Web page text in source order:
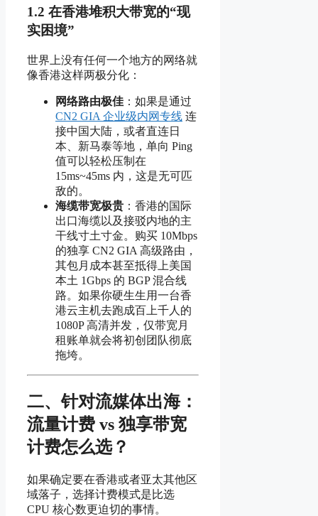
1.2 在香港堆积大带宽的“现
实困境”
世界上没有任何一个地方的网络就
像香港这样两极分化：
网络路由极佳 ：如果是通过
CN2 GIA 企业级内网专线 连
接中国大陆，或者直连日
本、新马泰等地，单向 Ping
值可以轻松压制在
15ms~45ms 内，这是无可匹
敌的。
海缆带宽极贵 ：香港的国际
出口海缆以及接驳内地的主
干线寸土寸金。购买 10Mbps
的独享 CN2 GIA 高级路由，
其包月成本甚至抵得上美国
本土 1Gbps 的 BGP 混合线
路。如果你硬生生用一台香
港云主机去跑成百上千人的
1080P 高清并发，仅带宽月
租账单就会将初创团队彻底
拖垮。
二、针对流媒体出海：
流量计费 vs 独享带宽
计费怎么选？
如果确定要在香港或者亚太其他区
域落子，选择计费模式是比选
CPU 核心数更迫切的事情。